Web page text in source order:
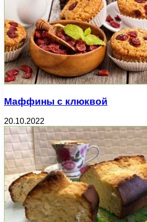
Маффины с клюквой
20.10.2022